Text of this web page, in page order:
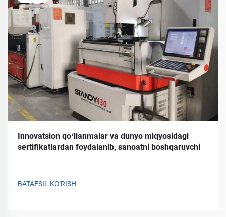
Innovatsion qoʻllanmalar va dunyo miqyosidagi
sertifikatlardan foydalanib, sanoatni boshqaruvchi
BATAFSIL KO'RISH